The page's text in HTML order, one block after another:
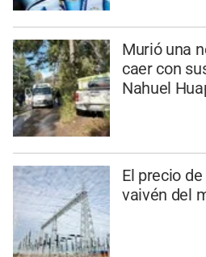
Murió una
caer con
Nahuel
El precio
vaivén del